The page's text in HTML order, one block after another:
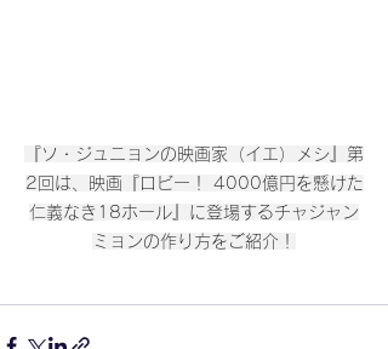
『ソ・ジュニョンの映画家（イエ）メシ』第
2回は、映画『ロビー！ 4000億円を懸けた
仁義なき18ホール』に登場するチャジャン
ミョンの作り方をご紹介！